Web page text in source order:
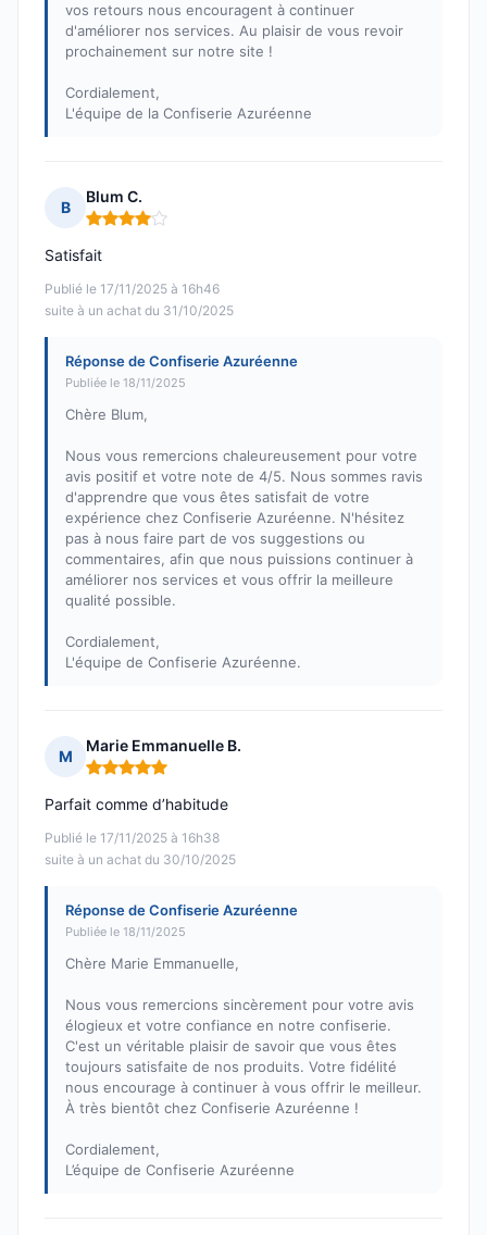
vos retours nous encouragent à continuer
d'améliorer nos services. Au plaisir de vous revoir
prochainement sur notre site !
Cordialement,
L'équipe de la Confiserie Azuréenne
B
Blum C.
Note : 4 sur 5
Publié le 17/11/2025 à 16h46
suite à un achat du 31/10/2025
Satisfait
Réponse de Confiserie Azuréenne
Publiée le 18/11/2025
Chère Blum,
Nous vous remercions chaleureusement pour votre
avis positif et votre note de 4/5. Nous sommes ravis
d'apprendre que vous êtes satisfait de votre
expérience chez Confiserie Azuréenne. N'hésitez
pas à nous faire part de vos suggestions ou
commentaires, afin que nous puissions continuer à
améliorer nos services et vous offrir la meilleure
qualité possible.
Cordialement,
L'équipe de Confiserie Azuréenne.
M
Marie Emmanuelle B.
Note : 5 sur 5
Publié le 17/11/2025 à 16h38
suite à un achat du 30/10/2025
Parfait comme d’habitude
Réponse de Confiserie Azuréenne
Publiée le 18/11/2025
Chère Marie Emmanuelle,
Nous vous remercions sincèrement pour votre avis
élogieux et votre confiance en notre confiserie.
C'est un véritable plaisir de savoir que vous êtes
toujours satisfaite de nos produits. Votre fidélité
nous encourage à continuer à vous offrir le meilleur.
À très bientôt chez Confiserie Azuréenne !
Cordialement,
L’équipe de Confiserie Azuréenne